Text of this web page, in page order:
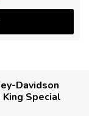
Davidson
King Special